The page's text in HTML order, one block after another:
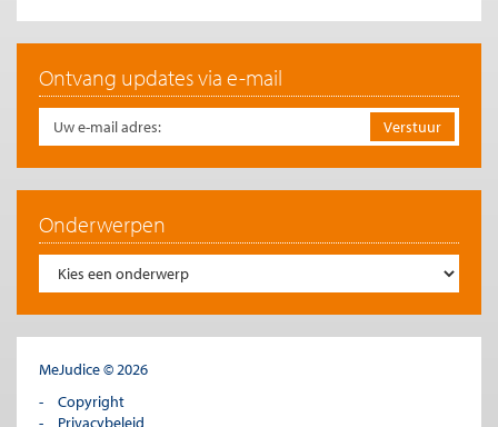
Ontvang updates via e-mail
Onderwerpen
MeJudice © 2026
Copyright
Privacybeleid